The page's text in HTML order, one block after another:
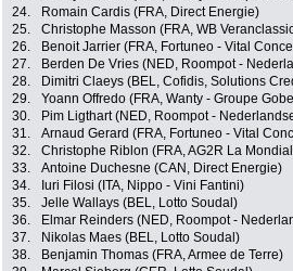
24.
Romain Cardis (FRA, Direct Energie)
25.
Christophe Masson (FRA, WB
26.
Benoit Jarrier (FRA, Fortuneo - Vital
27.
Berden De Vries (NED, Roompot -
28.
Dimitri Claeys (BEL, Cofidis, Solutions
29.
Yoann Offredo (FRA, Wanty - Groupe
30.
Pim Ligthart (NED, Roompot -
31.
Arnaud Gerard (FRA, Fortuneo - Vital
32.
Christophe Riblon (FRA, AG2R La
33.
Antoine Duchesne (CAN, Direct Energie)
34.
Iuri Filosi (ITA, Nippo - Vini Fantini)
35.
Jelle Wallays (BEL, Lotto Soudal)
36.
Elmar Reinders (NED, Roompot -
37.
Nikolas Maes (BEL, Lotto Soudal)
38.
Benjamin Thomas (FRA, Armee de Terre)